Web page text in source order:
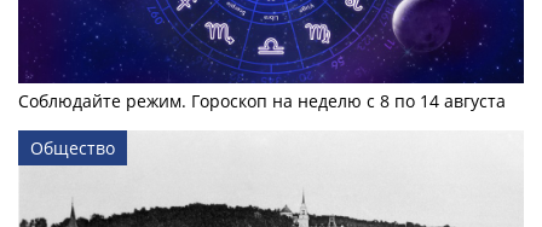
Соблюдайте режим. Гороскоп на неделю с 8 по 14 августа
Общество